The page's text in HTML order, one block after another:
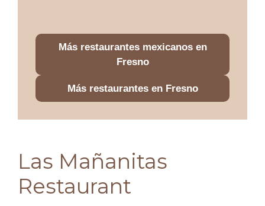
Más restaurantes mexicanos en
Fresno
Más restaurantes en Fresno
Las Mañanitas
Restaurant